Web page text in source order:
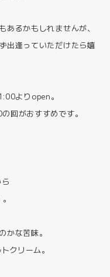
るかもしれませんが、
出逢っていただけたら嬉
よりopen。
回がおすすめです。
かな苦味。
クリーム。